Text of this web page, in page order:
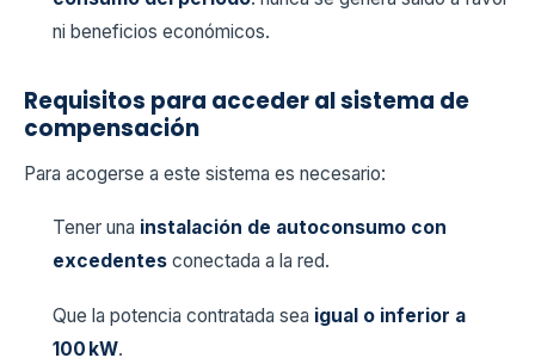
ni beneficios económicos.
Requisitos para acceder al sistema de
compensación
Para acogerse a este sistema es necesario:
Tener una instalación de autoconsumo con
excedentes conectada a la red.
Que la potencia contratada sea igual o inferior a
100 kW.